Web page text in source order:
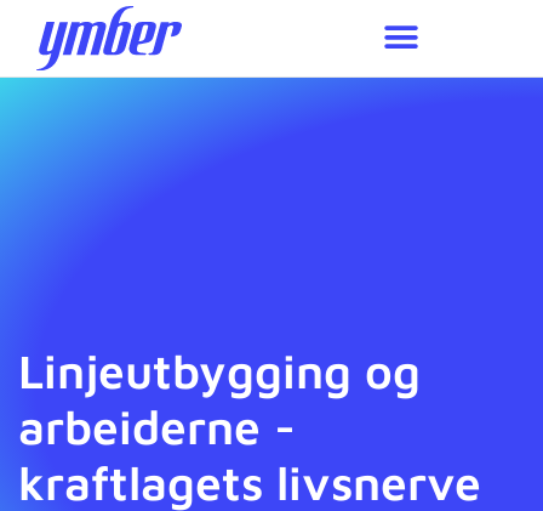
Linjeutbygging og
arbeiderne -
kraftlagets livsnerve